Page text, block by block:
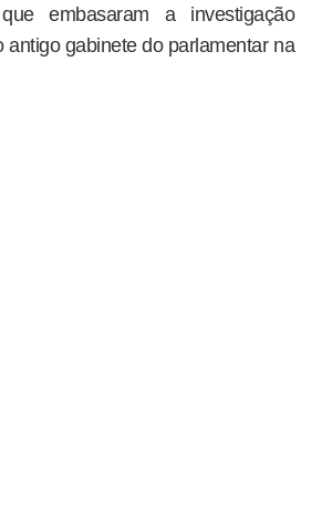
embasaram a investigação
antigo gabinete do parlamentar na